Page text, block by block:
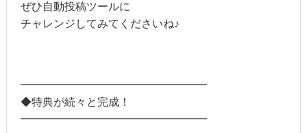
ぜひ自動投稿ツールに
チャレンジしてみてくださいね♪
━━━━━━━━━━━━━━━━━
◆特典が続々と完成！
━━━━━━━━━━━━━━━━━